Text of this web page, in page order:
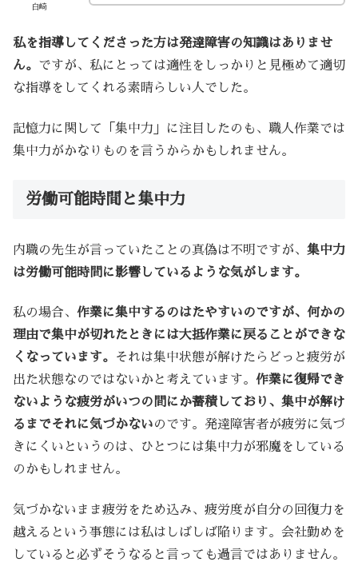
白崎
私を指導してくださった方は発達障害の知識はありませ
ん。 ですが、私にとっては適性をしっかりと見極めて適切
な指導をしてくれる素晴らしい人でした。
記憶力に関して「集中力」に注目したのも、職人作業では
集中力がかなりものを言うからかもしれません。
労働可能時間と集中力
内職の先生が言っていたことの真偽は不明ですが、 集中力
は労働可能時間に影響しているような気がします。
私の場合、 作業に集中するのはたやすいのですが、何かの
理由で集中が切れたときには大抵作業に戻ることができな
くなっています。
それは集中状態が解けたらどっと疲労が
出た状態なのではないかと考えています。 作業に復帰でき
ないような疲労がいつの間にか蓄積しており、集中が解け
るまでそれに気づかないのです。発達障害者が疲労に気づ
きにくいというのは、ひとつには集中力が邪魔をしている
のかもしれません。
気づかないまま疲労をため込み、疲労度が自分の回復力を
越えるという事態には私はしばしば陥ります。会社勤めを
していると必ずそうなると言っても過言ではありません。